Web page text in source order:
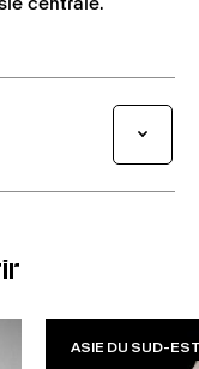
centrale.
ASIE DU SUD-